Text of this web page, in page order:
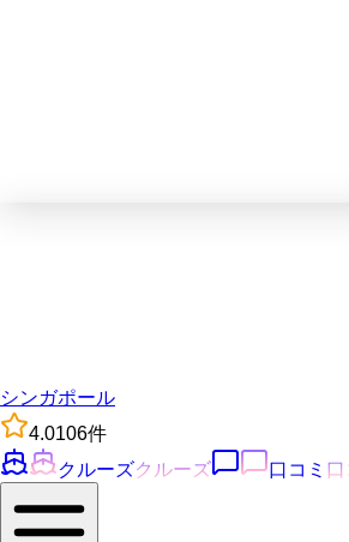
シンガポール
4.0106件
クルーズクルーズ 口コミ 口